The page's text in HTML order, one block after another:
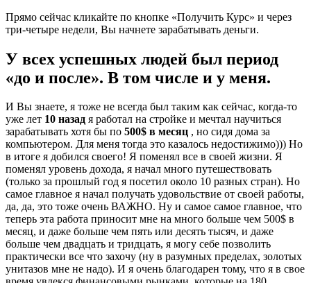
Прямо сейчас кликайте по кнопке «Получить Курс» и через
три-четыре недели, Вы начнете зарабатывать деньги.
У всех успешных людей был период
«до и после». В том числе и у меня.
​И Вы знаете, я тоже не всегда был таким как сейчас, когда-то
уже лет 10 назад я работал на стройке и мечтал научиться
зарабатывать хотя бы по 500$ в месяц , но сидя дома за
компьютером. Для меня тогда это казалось недостижимо))) Но
в итоге я добился своего! Я поменял все в своей жизни. Я
поменял уровень дохода, я начал много путешествовать
(только за прошлый год я посетил около 10 разных стран). Но
самое главное я начал получать удовольствие от своей работы,
да, да, это тоже очень ВАЖНО. Ну и самое самое главное, что
теперь эта работа приносит мне на много больше чем 500$ в
месяц, и даже больше чем пять или десять тысяч, и даже
больше чем двадцать и тридцать, я могу себе позволить
практически все что захочу (ну в разумных пределах, золотых
унитазов мне не надо). И я очень благодарен тому, что я в свое